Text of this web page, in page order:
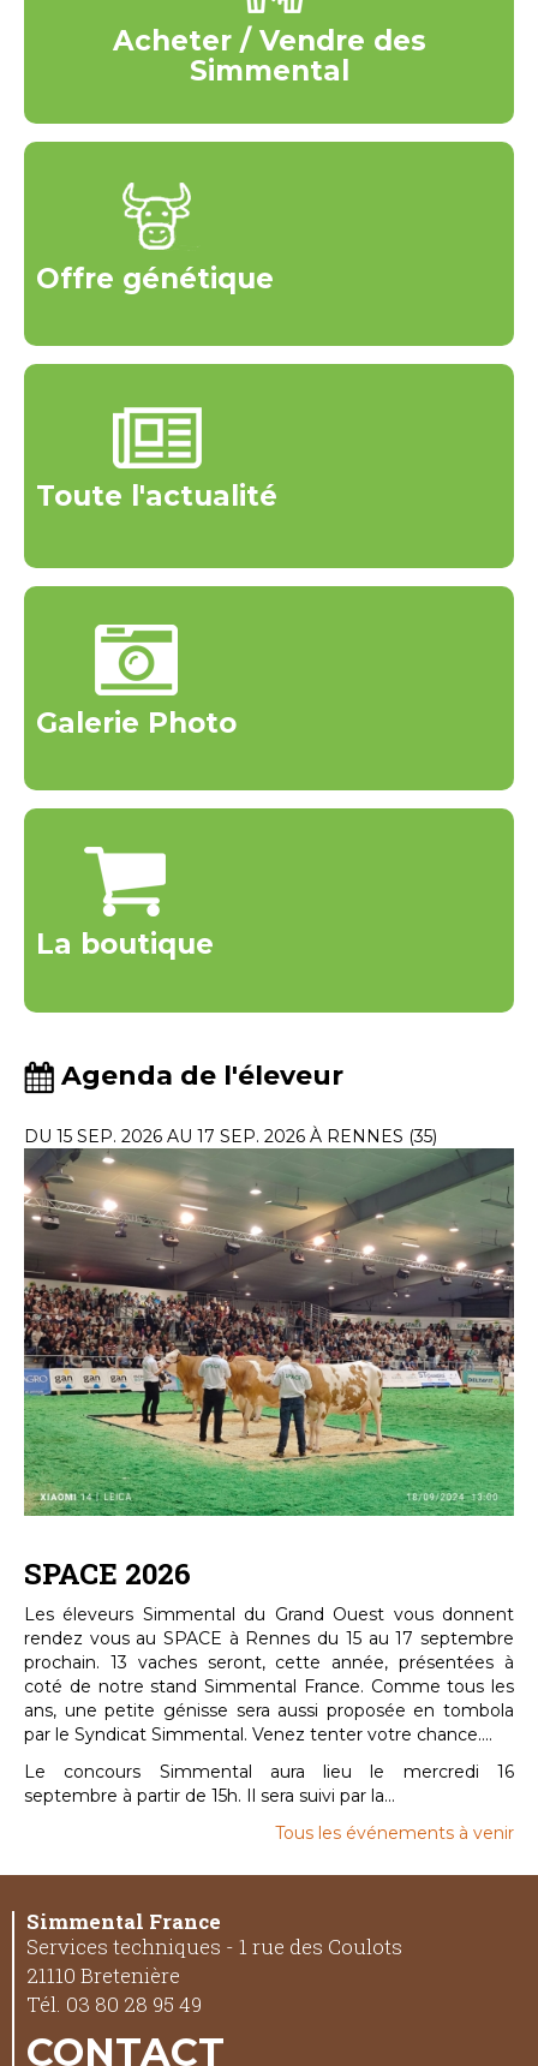
Acheter / Vendre des
Simmental
Offre génétique
Toute l'actualité
Galerie Photo
La boutique
Agenda de l'éleveur
DU 15 SEP. 2026 AU 17 SEP. 2026 À RENNES (35)
SPACE 2026
Les éleveurs Simmental du Grand Ouest vous donnent
rendez vous au SPACE à Rennes du 15 au 17 septembre
prochain. 13 vaches seront, cette année, présentées à
coté de notre stand Simmental France. Comme tous les
ans, une petite génisse sera aussi proposée en tombola
par le Syndicat Simmental. Venez tenter votre chance....
Le concours Simmental aura lieu le mercredi 16
septembre à partir de 15h. Il sera suivi par la...
Tous les événements à venir
Simmental France
Services techniques - 1 rue des Coulots
21110 Bretenière
Tél. 03 80 28 95 49
CONTACT